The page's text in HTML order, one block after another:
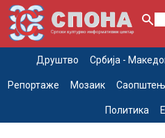
Друштво Србија -
Репортаже Мозаик
Политика